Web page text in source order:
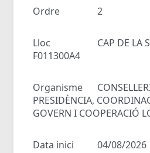
Ordre 2
Lloc
CAP DE LA
F011300A4
Organisme
PRESIDÈNCIA,
GOVERN I COOPERACIÓ
Data inici 04/08/2026